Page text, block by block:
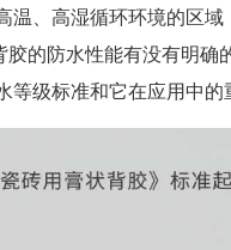
温、高湿循环环境的区
的防水性能有没有明确
等级标准和它在应用中的